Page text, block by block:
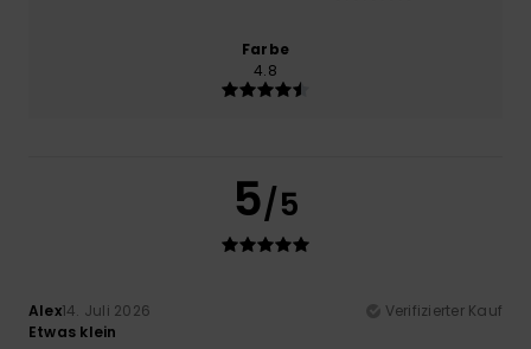
Farbe
4.8
5/5
Alex14. Juli 2026
Verifizierter Kauf
Etwas klein